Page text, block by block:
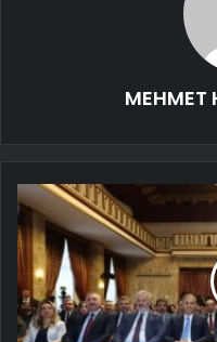
MEHMET